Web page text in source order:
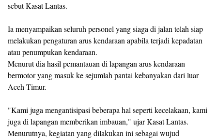
sebut Kasat Lantas.
Ia menyampaikan seluruh personel yang siaga di jalan telah siap
melakukan pengaturan arus kendaraan apabila terjadi kepadatan
atau penumpukan kendaraan.
Menurut dia hasil pemantauan di lapangan arus kendaraan
bermotor yang masuk ke sejumlah pantai kebanyakan dari luar
Aceh Timur.
"Kami juga mengantisipasi beberapa hal seperti kecelakaan, kami
juga di lapangan memberikan imbauan," ujar Kasat Lantas.
Menurutnya, kegiatan yang dilakukan ini sebagai wujud